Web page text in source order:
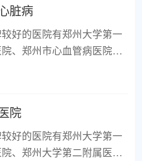
脏病
好的医院有郑州大学第一
、郑州市心血管病医院、
或手术治疗。
院
好的医院有郑州大学第一
、郑州大学第二附属医